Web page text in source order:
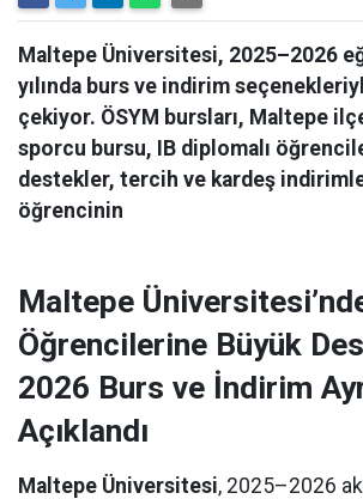
Maltepe Üniversitesi, 2025–2026
yılında burs ve indirim
çekiyor. ÖSYM bursları, Maltepe
sporcu bursu, IB diplomalı
destekler, tercih ve kardeş
öğrencinin
Maltepe
Öğrencilerine Büyük
2026 Burs ve İndirim
Açıklandı
Maltepe Üniversitesi, 2025–2026